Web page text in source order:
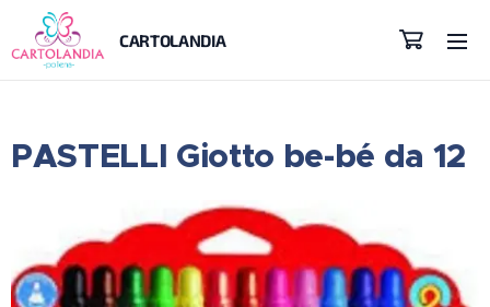
CARTOLANDIA
PASTELLI Giotto be-bé da 12